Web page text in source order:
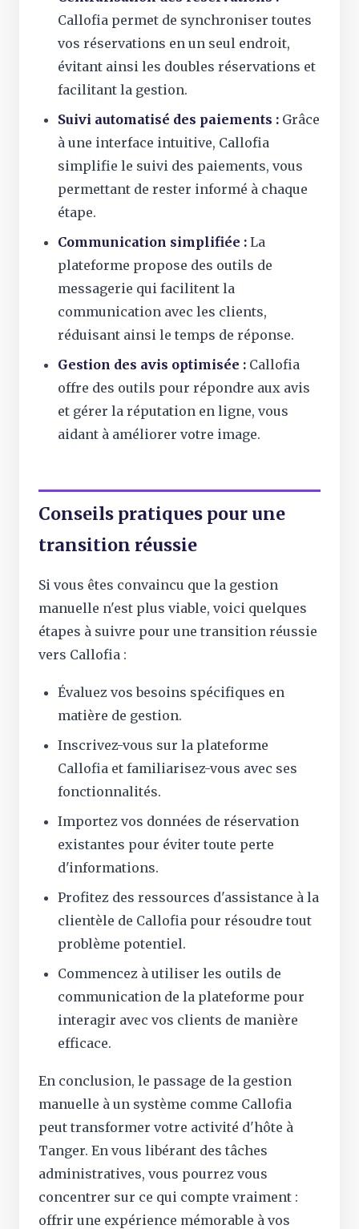
Callofia permet de synchroniser toutes
vos réservations en un seul endroit,
évitant ainsi les doubles réservations et
facilitant la gestion.
Suivi automatisé des paiements : Grâce
à une interface intuitive, Callofia
simplifie le suivi des paiements, vous
permettant de rester informé à chaque
étape.
Communication simplifiée : La
plateforme propose des outils de
messagerie qui facilitent la
communication avec les clients,
réduisant ainsi le temps de réponse.
Gestion des avis optimisée : Callofia
offre des outils pour répondre aux avis
et gérer la réputation en ligne, vous
aidant à améliorer votre image.
Conseils pratiques pour une
transition réussie
Si vous êtes convaincu que la gestion
manuelle n'est plus viable, voici quelques
étapes à suivre pour une transition réussie
vers Callofia :
Évaluez vos besoins spécifiques en
matière de gestion.
Inscrivez-vous sur la plateforme
Callofia et familiarisez-vous avec ses
fonctionnalités.
Importez vos données de réservation
existantes pour éviter toute perte
d'informations.
Profitez des ressources d'assistance à la
clientèle de Callofia pour résoudre tout
problème potentiel.
Commencez à utiliser les outils de
communication de la plateforme pour
interagir avec vos clients de manière
efficace.
En conclusion, le passage de la gestion
manuelle à un système comme Callofia
peut transformer votre activité d'hôte à
Tanger. En vous libérant des tâches
administratives, vous pourrez vous
concentrer sur ce qui compte vraiment :
offrir une expérience mémorable à vos